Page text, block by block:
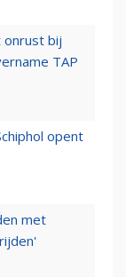
onrust bij
TAP
opent
met